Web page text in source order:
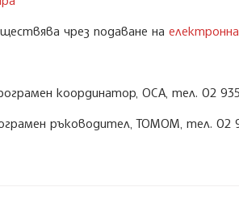
чрез подаване на
координатор, ОСА, тел. 02
ръководител, ТОМОМ, тел. 02